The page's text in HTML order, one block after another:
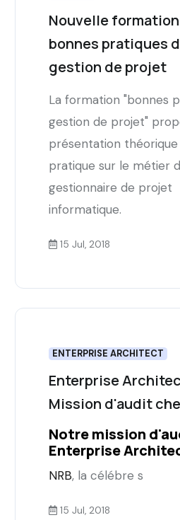
Nouvelle
bonnes pratiques
gestion de projet
La formation "bonnes
gestion de projet"
présentation
pratique sur le métier
gestionnaire de projet
informatique.
15 Jul, 2018
ENTERPRISE ARCHITECT
Enterprise
Mission d'audit
Notre mission
Enterprise
NRB, la célébre s
15 Jul, 2018